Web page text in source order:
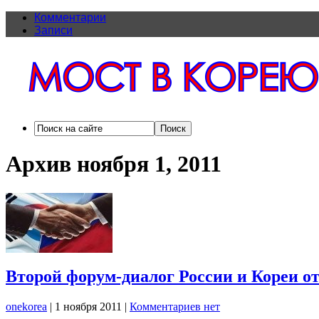
Комментарии
Записи
Архив ноября 1, 2011
Второй форум-диалог России и Кореи
onekorea | 1 ноября 2011 | Комментариев нет